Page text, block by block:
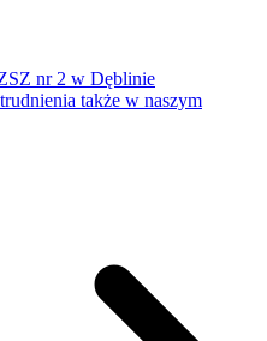
nr 2 w Dęblinie
także w naszym